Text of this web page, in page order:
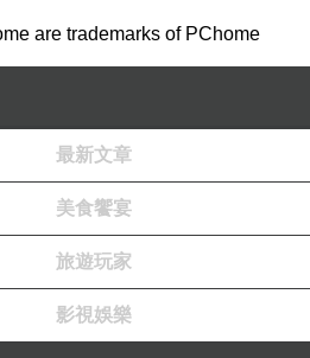
are trademarks of PChome
最新文章
美食饗宴
旅遊玩家
影視娛樂